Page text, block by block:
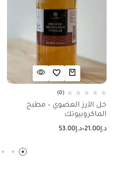
(0)
خل الأرز العضوي – مطبخ
الماكروبيوتك
د.إ21.00
–د.إ53.00